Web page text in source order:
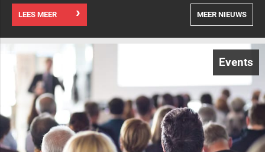
LEES MEER MEER NIEUWS
Events